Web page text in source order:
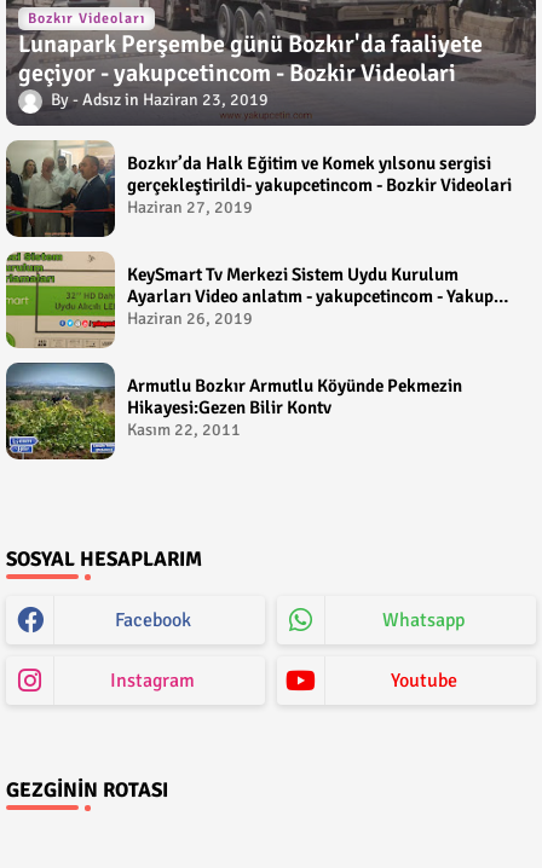
Bozkır Videoları
Lunapark Perşembe günü Bozkır'da faaliyete
geçiyor - yakupcetincom - Bozkir Videolari
Adsız Haziran 23, 2019
Bozkır’da Halk Eğitim ve Komek yılsonu sergisi
gerçekleştirildi- yakupcetincom - Bozkir Videolari
Haziran 27, 2019
KeySmart Tv Merkezi Sistem Uydu Kurulum
Ayarları Video anlatım - yakupcetincom - Yakup
Çetin
Haziran 26, 2019
Armutlu Bozkır Armutlu Köyünde Pekmezin
Hikayesi:Gezen Bilir Kontv
Kasım 22, 2011
SOSYAL HESAPLARIM
Facebook Whatsapp
Instagram Youtube
GEZGININ ROTASI